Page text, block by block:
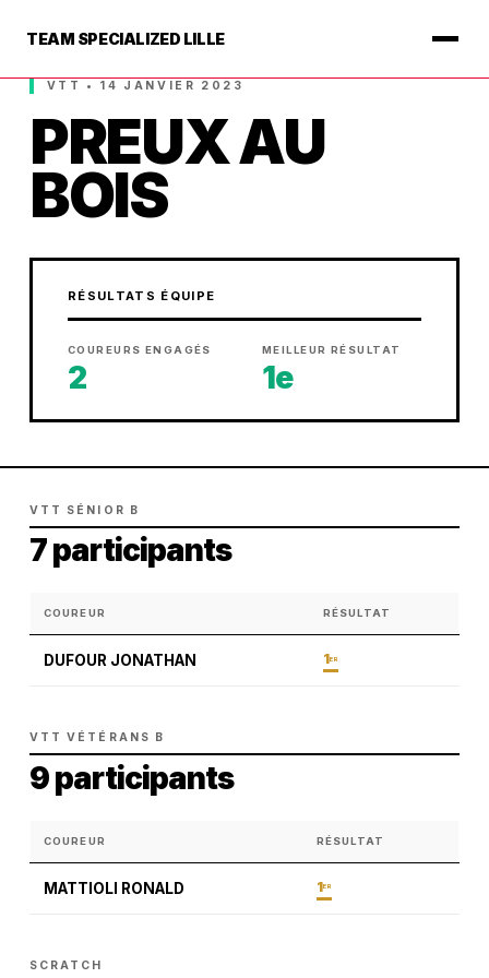
TEAM SPECIALIZED LILLE
VTT • 14 JANVIER 2023
PREUX AU
BOIS
RÉSULTATS ÉQUIPE
COUREURS ENGAGÉS
2
MEILLEUR RÉSULTAT
1e
VTT SÉNIOR B
7 participants
COUREUR RÉSULTAT
DUFOUR JONATHAN 1ER
VTT VÉTÉRANS B
9 participants
COUREUR RÉSULTAT
MATTIOLI RONALD 1ER
SCRATCH